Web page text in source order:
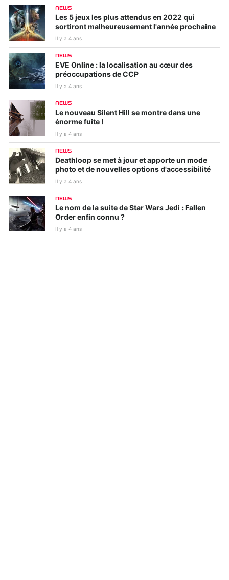
NEWS
Les 5 jeux les plus attendus en 2022 qui
sortiront malheureusement l'année prochaine
Il y a 4 ans
NEWS
EVE Online : la localisation au cœur des
préoccupations de CCP
Il y a 4 ans
NEWS
Le nouveau Silent Hill se montre dans une
énorme fuite !
Il y a 4 ans
NEWS
Deathloop se met à jour et apporte un mode
photo et de nouvelles options d'accessibilité
Il y a 4 ans
NEWS
Le nom de la suite de Star Wars Jedi : Fallen
Order enfin connu ?
Il y a 4 ans